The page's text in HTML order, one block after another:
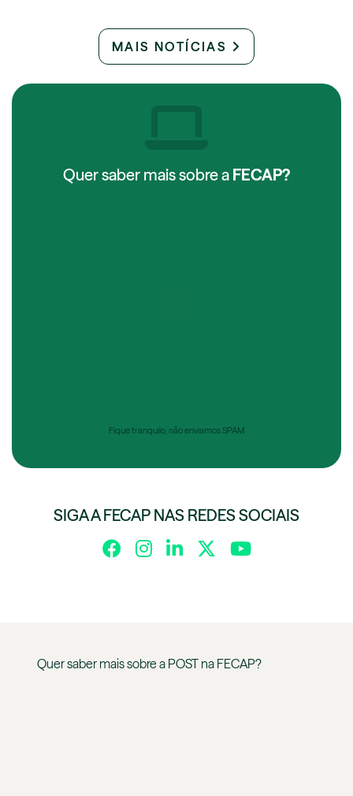
MAIS NOTÍCIAS
Quer saber mais sobre a FECAP?
Fique tranquilo, não enviamos SPAM
SIGA A FECAP NAS REDES SOCIAIS
Quer saber mais sobre a POST na FECAP?